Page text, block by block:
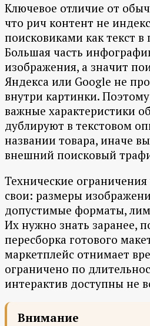
Ключевое отличие от
что рич контент не
поисковиками как текст
Большая часть
изображения, а значит
Яндекса или Google не
внутри картинки.
важные характеристики
дублируют в текстовом
названии товара, иначе
внешний поисковый
Технические
свои: размеры
допустимые форматы,
Их нужно знать заранее,
пересборка готового
маркетплейс отнимает
ограничено по
интерактив доступны не
Внимание